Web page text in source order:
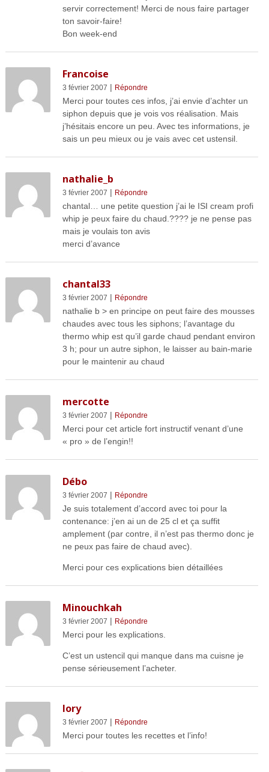
servir correctement! Merci de nous faire partager
ton savoir-faire!
Bon week-end
Francoise
3 février 2007 | Répondre
Merci pour toutes ces infos, j’ai envie d’achter un
siphon depuis que je vois vos réalisation. Mais
j’hésitais encore un peu. Avec tes informations, je
sais un peu mieux ou je vais avec cet ustensil.
nathalie_b
3 février 2007 | Répondre
chantal… une petite question j’ai le ISI cream profi
whip je peux faire du chaud.???? je ne pense pas
mais je voulais ton avis
merci d’avance
chantal33
3 février 2007 | Répondre
nathalie b > en principe on peut faire des mousses
chaudes avec tous les siphons; l’avantage du
thermo whip est qu’il garde chaud pendant environ
3 h; pour un autre siphon, le laisser au bain-marie
pour le maintenir au chaud
mercotte
3 février 2007 | Répondre
Merci pour cet article fort instructif venant d’une
« pro » de l’engin!!
Débo
3 février 2007 | Répondre
Je suis totalement d’accord avec toi pour la
contenance: j’en ai un de 25 cl et ça suffit
amplement (par contre, il n’est pas thermo donc je
ne peux pas faire de chaud avec).
Merci pour ces explications bien détaillées
Minouchkah
3 février 2007 | Répondre
Merci pour les explications.
C’est un ustencil qui manque dans ma cuisne je
pense sérieusement l’acheter.
lory
3 février 2007 | Répondre
Merci pour toutes les recettes et l’info!